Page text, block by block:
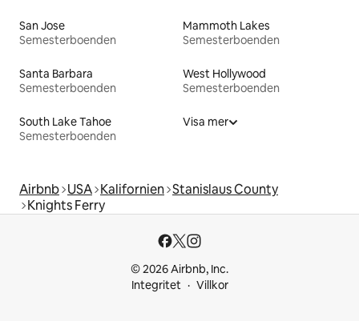
San Jose
Semesterboenden
Mammoth Lakes
Semesterboenden
Santa Barbara
Semesterboenden
West Hollywood
Semesterboenden
South Lake Tahoe
Semesterboenden
Visa mer
Airbnb USA Kalifornien Stanislaus County
Knights Ferry
© 2026 Airbnb, Inc.
Integritet
Villkor